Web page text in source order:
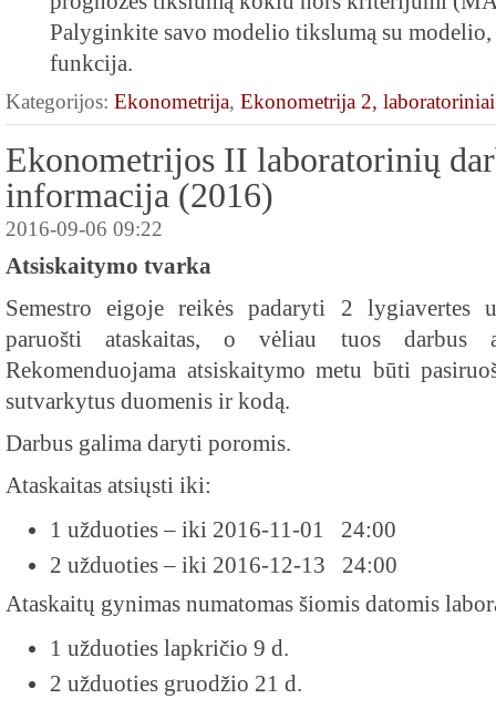
Palyginkite savo modelio tikslumą su
funkcija.
Kategorijos: Ekonometrija, Ekonometrija 2, laboratoriniai
Ekonometrijos II laboratorinių
informacija (2016)
2016-09-06 09:22
Atsiskaitymo tvarka
Semestro eigoje reikės padaryti 2 lygiavertes
paruošti ataskaitas, o vėliau tuos darbus
Rekomenduojama atsiskaitymo metu būti
sutvarkytus duomenis ir kodą.
Darbus galima daryti poromis.
Ataskaitas atsiųsti iki:
1 užduoties – iki 2016-11-01 24:00
2 užduoties – iki 2016-12-13 24:00
Ataskaitų gynimas numatomas šiomis datomis
1 užduoties lapkričio 9 d.
2 užduoties gruodžio 21 d.